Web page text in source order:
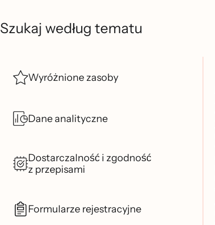
Szukaj według tematu
Wyróżnione zasoby
Dane analityczne
Dostarczalność i zgodność
z przepisami
Formularze rejestracyjne